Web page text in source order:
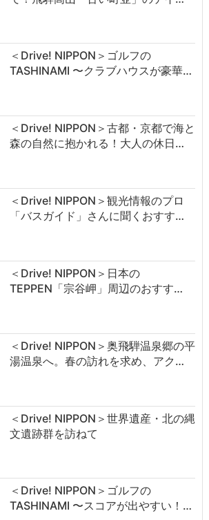
＜Drive! NIPPON＞ゴルフの
TASHINAMI 〜クラブハウスが豪華…
＜Drive! NIPPON＞古都・京都で海と
森の自然に抱かれる！大人の休日…
＜Drive! NIPPON＞観光情報のプロ
「バスガイド」さんに聞くおすす…
＜Drive! NIPPON＞日本の
TEPPEN「宗谷岬」周辺のおすす…
＜Drive! NIPPON＞奥飛騨温泉郷の平
湯温泉へ。春の訪れを求め、アク…
＜Drive! NIPPON＞世界遺産・北の縄
文遺跡群を訪ねて
＜Drive! NIPPON＞ゴルフの
TASHINAMI 〜スコアが出やすい！…